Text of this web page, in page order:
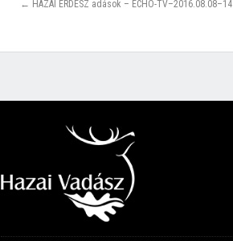
← HAZAI ERDÉSZ adások – ECHO-TV–2016.08.08–14